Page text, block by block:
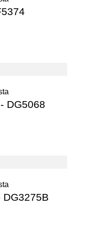
DG5068
DG3275B